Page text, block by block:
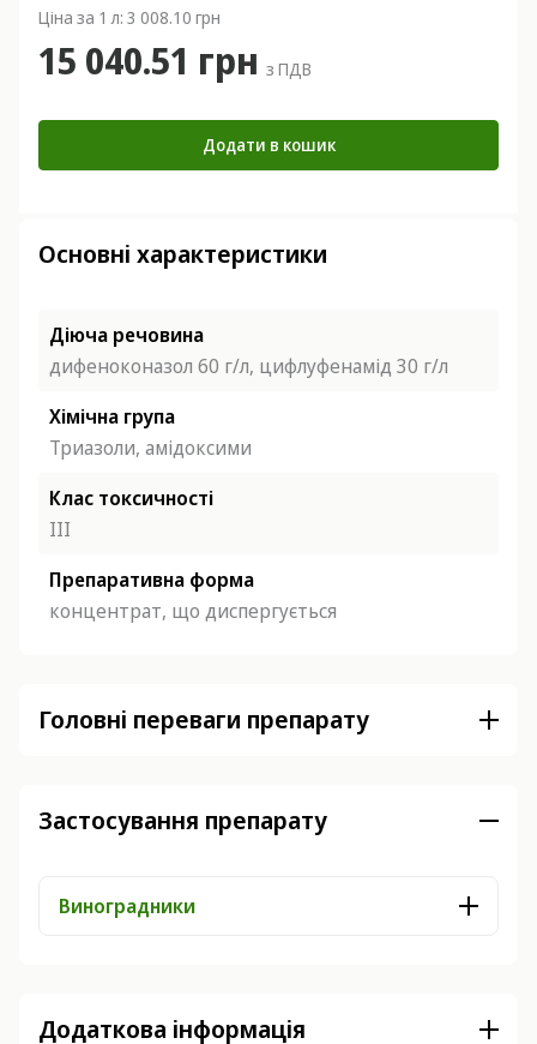
Ціна за 1 л: 3 008.10 грн
15 040.51 грн з ПДВ
Додати в кошик
Основні характеристики
Діюча речовина
дифеноконазол 60 г/л, цифлуфенамід 30 г/л
Хімічна група
Триазоли, амідоксими
Клас токсичності
ІІІ
Препаративна форма
концентрат, що диспергується
Головні переваги препарату
Застосування препарату
Виноградники
Додаткова інформація